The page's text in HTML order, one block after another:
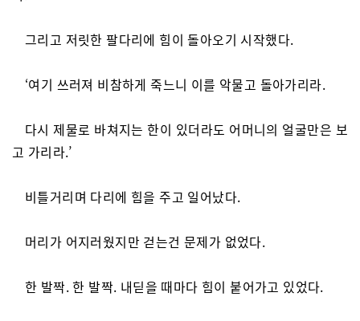
그리고 저릿한 팔다리에 힘이 돌아오기 시작했다.
‘여기 쓰러져 비참하게 죽느니 이를 악물고 돌아가리라.
다시 제물로 바쳐지는 한이 있더라도 어머니의 얼굴만은 보
고 가리라.’
비틀거리며 다리에 힘을 주고 일어났다.
머리가 어지러웠지만 걷는건 문제가 없었다.
한 발짝. 한 발짝. 내딛을 때마다 힘이 붙어가고 있었다.